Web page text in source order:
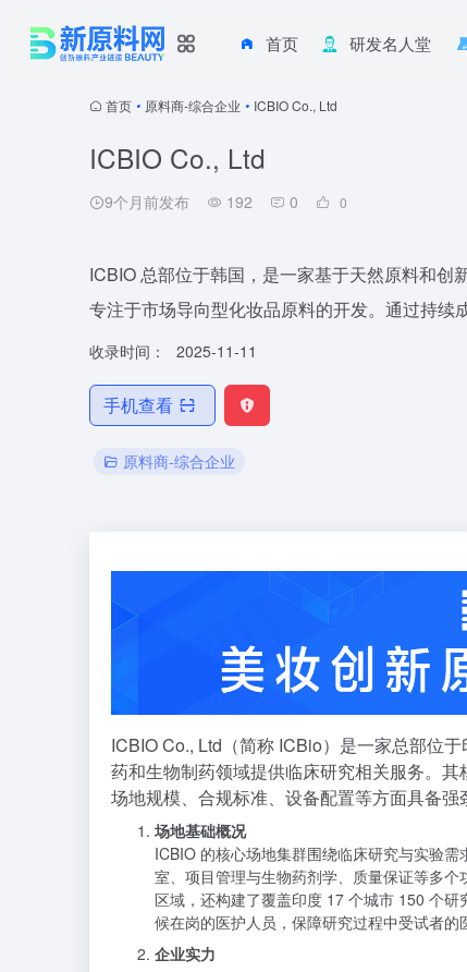
首页 研发名人堂
首页 • 原料商-综合企业 • ICBIO Co., Ltd
ICBIO Co., Ltd
9个月前发布 192 0 0
ICBIO 总部位于韩国，是一家基于天然原料和
专注于市场导向型化妆品原料的开发。通过持续
收录时间： 2025-11-11
手机查看
原料商-综合企业
ICBIO Co., Ltd（简称 ICBio）是一家总部位
药和生物制药领域提供临床研究相关服务。
场地规模、合规标准、设备配置等方面具备强
场地基础概况
ICBIO 的核心场地集群围绕临床研究与实验
室、项目管理与生物药剂学、质量保证等多
区域，还构建了覆盖印度 17 个城市 150 个
候在岗的医护人员，保障研究过程中受试者的
企业实力